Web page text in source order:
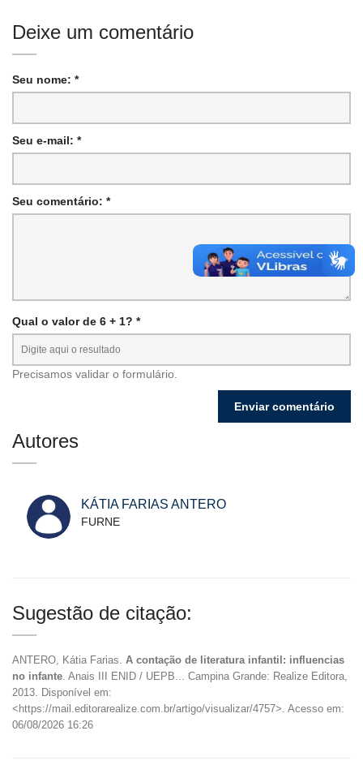
Deixe um comentário
Seu nome: *
Seu e-mail: *
Seu comentário: *
Qual o valor de 6 + 1? *
Precisamos validar o formulário.
Autores
KÁTIA FARIAS ANTERO
FURNE
Sugestão de citação:
ANTERO, Kátia Farias. A contação de literatura infantil: influencias
no infante . Anais III ENID / UEPB... Campina Grande: Realize Editora,
2013. Disponível em:
<https://mail.editorarealize.com.br/artigo/visualizar/4757>. Acesso em:
06/08/2026 16:26